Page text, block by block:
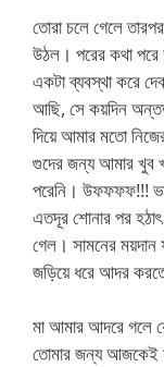
তোরা চলে গেলে
উঠল। পরের কথা পরে
একটা ব্যবস্থা করে
আছি, সে কয়দিন
দিয়ে আমার মতো
গুদের জন্য আমার খুব
পরেনি। উফফফফ!!!
এতদূর শোনার পর হঠাৎ
গেল। সামনের
জড়িয়ে ধরে আদর
মা আমার আদরে গলে
তোমার জন্য আজকেই